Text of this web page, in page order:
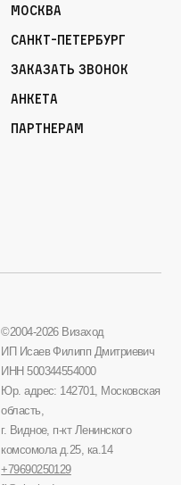
Москва
Санкт-Петербург
Заказать звонок
Анкета
Партнерам
©2004-2026 Визаход
ИП Исаев Филипп Дмитриевич
ИНН 500344554000
Юр. адрес: 142701, Московская
область,
г. Видное, п-кт Ленинского
комсомола д.25, ка.14
+79690250129